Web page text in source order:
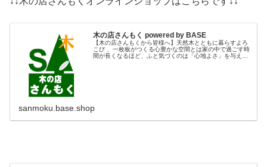
木の店さんもく powered by BASE
【木の店さんもくから皆様へ】天然木とともに暮らすよろ
こび 、一枚板がつくる心豊かな空間とは家の中で過ごす時
間が長くなるほど、ふと気づくのは「心地よさ」を与えて
sanmoku.base.shop